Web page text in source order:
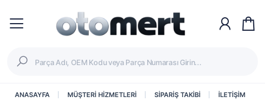
ANASAYFA MÜŞTERİ HİZMETLERİ SİPARİŞ TAKİBİ İLETİŞİM